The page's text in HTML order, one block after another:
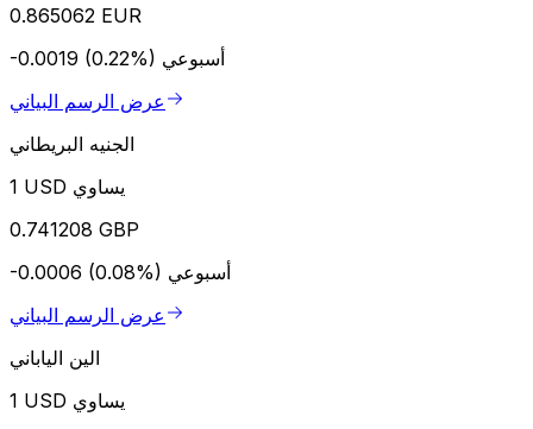
0.865062 EUR
-0.0019 (0.22%) أسبوعي
عرض الرسم البياني
الجنيه البريطاني
1 USD يساوي
0.741208 GBP
-0.0006 (0.08%) أسبوعي
عرض الرسم البياني
الين الياباني
1 USD يساوي